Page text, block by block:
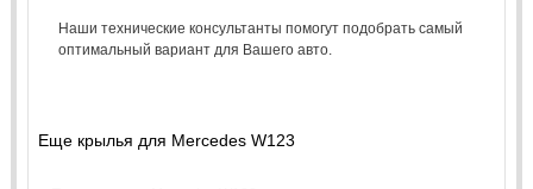
Наши технические консультанты помогут подобрать самый
оптимальный вариант для Вашего авто.
Еще крылья для Mercedes W123